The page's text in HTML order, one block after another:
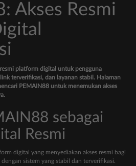
Akses Resmi
platform digital untuk pengguna
terverifikasi, dan layanan stabil. Halaman
PEMAIN88 untuk menemukan akses
sebagai
Resmi
digital yang menyediakan akses resmi bagi
sistem yang stabil dan terverifikasi.